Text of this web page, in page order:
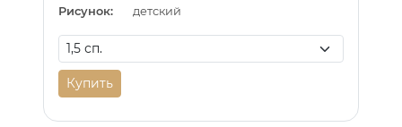
Рисунок:
детский
Купить